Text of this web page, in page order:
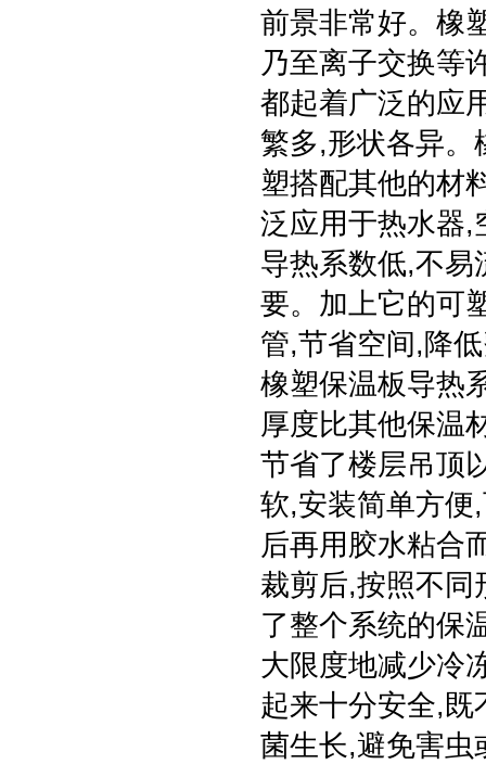
前景非常好。橡
乃至离子交换等
都起着广泛的应
繁多,形状各异。
塑搭配其他的材
泛应用于热水器,
导热系数低,不易
要。加上它的可
管,节省空间,降
橡塑保温板导热
厚度比其他保温
节省了楼层吊顶
软,安装简单方便
后再用胶水粘合
裁剪后,按照不同
了整个系统的保
大限度地减少冷
起来十分安全,既
菌生长,避免害虫